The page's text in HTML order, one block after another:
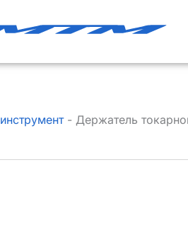
- Держатель